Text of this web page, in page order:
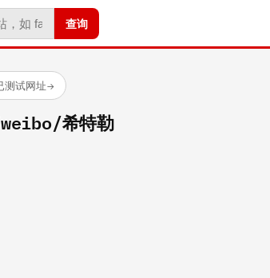
查询
测试网址→
希特勒